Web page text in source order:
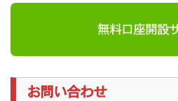
無料口座開設
お問い合わせ